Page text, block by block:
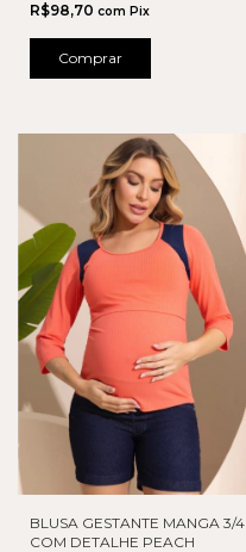
R$98,70 com Pix
Comprar
BLUSA GESTANTE MANGA 3/4
COM DETALHE PEACH